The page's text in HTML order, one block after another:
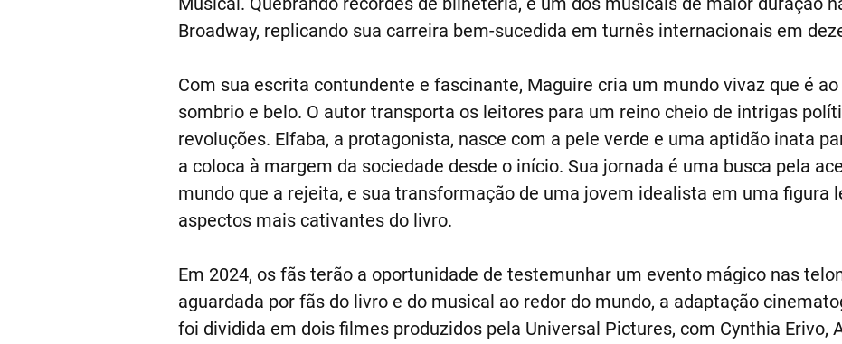
Broadway, replicando sua carreira bem-sucedida em turnês internacionais em
Com sua escrita contundente e fascinante, Maguire cria um mundo vivaz que é
sombrio e belo. O autor transporta os leitores para um reino cheio de intrigas
revoluções. Elfaba, a protagonista, nasce com a pele verde e uma aptidão inata
a coloca à margem da sociedade desde o início. Sua jornada é uma busca pela
mundo que a rejeita, e sua transformação de uma jovem idealista em uma figura
aspectos mais cativantes do livro.
Em 2024, os fãs terão a oportunidade de testemunhar um evento mágico nas
aguardada por fãs do livro e do musical ao redor do mundo, a adaptação
foi dividida em dois filmes produzidos pela Universal Pictures, com Cynthia Erivo,